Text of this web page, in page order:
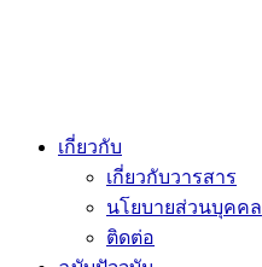
เกี่ยวกับ
เกี่ยวกับวารสาร
นโยบายส่วนบุคคล
ติดต่อ